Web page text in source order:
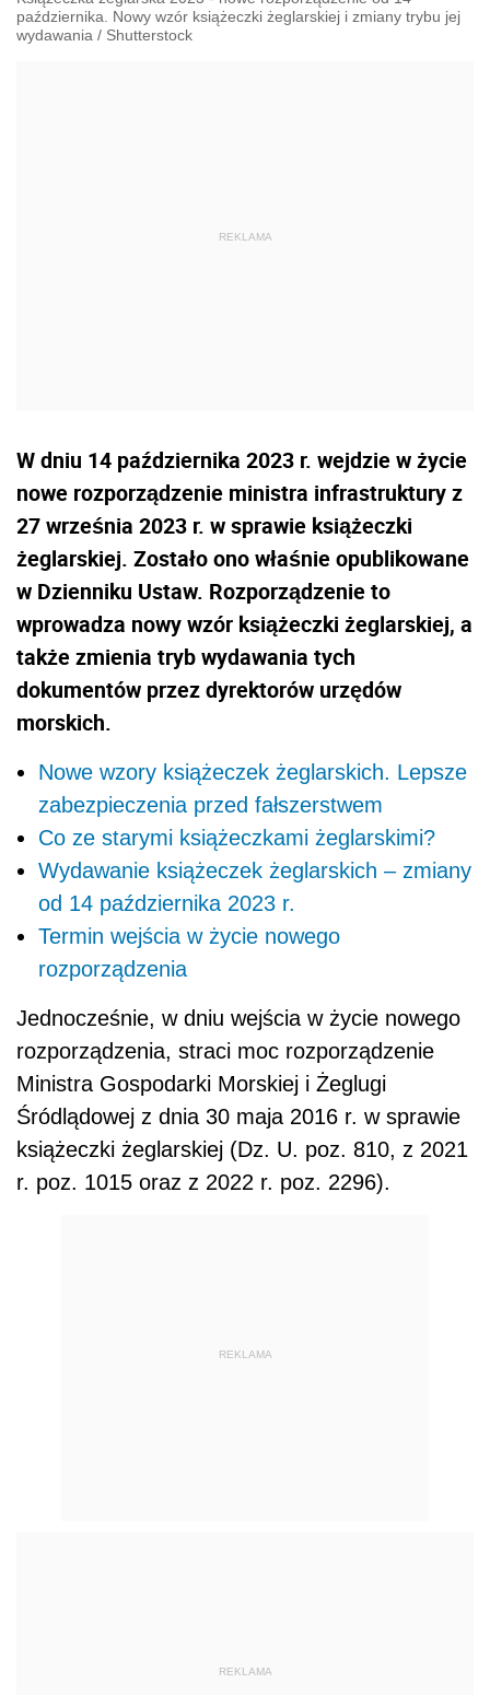
października. Nowy wzór książeczki żeglarskiej i zmiany trybu jej
wydawania / Shutterstock
W dniu 14 października 2023 r. wejdzie w życie
nowe rozporządzenie ministra infrastruktury z
27 września 2023 r. w sprawie książeczki
żeglarskiej. Zostało ono właśnie opublikowane
w Dzienniku Ustaw. Rozporządzenie to
wprowadza nowy wzór książeczki żeglarskiej, a
także zmienia tryb wydawania tych
dokumentów przez dyrektorów urzędów
morskich.
Nowe wzory książeczek żeglarskich. Lepsze
zabezpieczenia przed fałszerstwem
Co ze starymi książeczkami żeglarskimi?
Wydawanie książeczek żeglarskich – zmiany
od 14 października 2023 r.
Termin wejścia w życie nowego
rozporządzenia
Jednocześnie, w dniu wejścia w życie nowego
rozporządzenia, straci moc rozporządzenie
Ministra Gospodarki Morskiej i Żeglugi
Śródlądowej z dnia 30 maja 2016 r. w sprawie
książeczki żeglarskiej (Dz. U. poz. 810, z 2021
r. poz. 1015 oraz z 2022 r. poz. 2296).
REKLAMA
REKLAMA